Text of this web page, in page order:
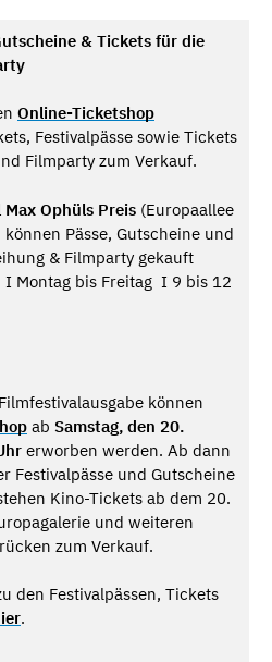
& Tickets für die
Online-Ticketshop
Festivalpässe sowie Tickets
Filmparty zum Verkauf.
Ophüls Preis (Europaallee
Pässe, Gutscheine und
& Filmparty gekauft
Montag bis Freitag I 9 bis 12
können
ab Samstag, den 20.
erworben werden. Ab dann
Festivalpässe und Gutscheine
Kino-Tickets ab dem 20.
und weiteren
zum Verkauf.
den Festivalpässen, Tickets
.